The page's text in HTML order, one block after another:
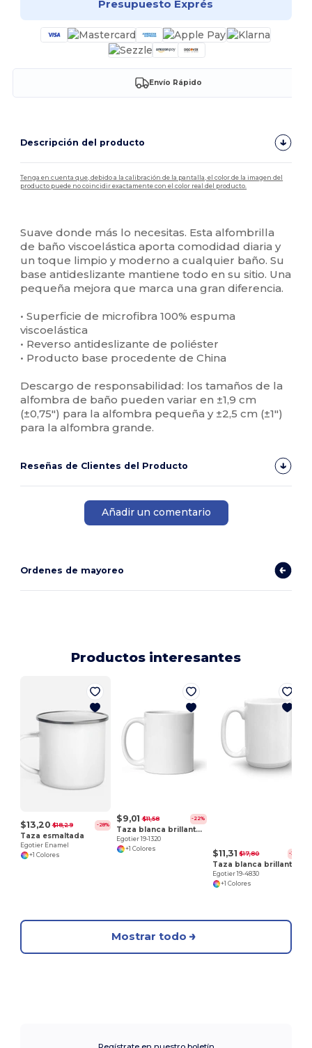
Presupuesto Exprés
Envío Rápido
Descripción del producto
Tenga en cuenta que, debido a la calibración de la pantalla, el color de la imagen del
producto puede no coincidir exactamente con el color real del producto.
Suave donde más lo necesitas. Esta alfombrilla
de baño viscoelástica aporta comodidad diaria y
un toque limpio y moderno a cualquier baño. Su
base antideslizante mantiene todo en su sitio. Una
pequeña mejora que marca una gran diferencia.
• Superficie de microfibra 100% espuma
viscoelástica
• Reverso antideslizante de poliéster
• Producto base procedente de China
Descargo de responsabilidad: los tamaños de la
alfombra de baño pueden variar en ±1,9 cm
(±0,75″) para la alfombra pequeña y ±2,5 cm (±1″)
para la alfombra grande.
Reseñas de Clientes del Producto
Añadir un comentario
Ordenes de mayoreo
Productos interesantes
$13,20 $18,29 -28%
Taza esmaltada
Egotier Enamel
+1 Colores
$9,01 $11,58 -22%
Taza blanca brillante 11 oz
Egotier 19-1320
+1 Colores
$11,31 $17,80 -36%
Taza blanca brillante 15 oz
Egotier 19-4830
+1 Colores
Mostrar todo